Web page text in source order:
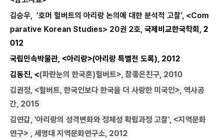
김승우, '호머 헐버트의 아리랑 논의에 대한 분석적 고찰', <Com
parative Korean Studies> 20권 2호, 국제비교한국학회, 2
012
국립민속박물관, <아리랑>(아리랑 특별전 도록), 2012
김동진, <(파란눈의 한국혼)헐버트>, 참좋은친구, 2010
김권정, <헐버트, 한국인보다 한국을 더 사랑한 미국인>, 역사공
간, 2015
김연갑, '아리랑의 성격변화와 정체성 확립과정 고찰', <지역문화
연구> , 세명대 지역문화연구소, 2012